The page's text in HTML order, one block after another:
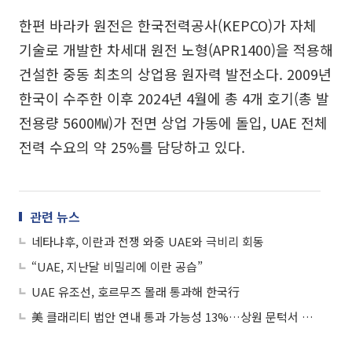
한편 바라카 원전은 한국전력공사(KEPCO)가 자체
기술로 개발한 차세대 원전 노형(APR1400)을 적용해
건설한 중동 최초의 상업용 원자력 발전소다. 2009년
한국이 수주한 이후 2024년 4월에 총 4개 호기(총 발
전용량 5600㎿)가 전면 상업 가동에 돌입, UAE 전체
전력 수요의 약 25%를 담당하고 있다.
관련 뉴스
네타냐후, 이란과 전쟁 와중 UAE와 극비리 회동
“UAE, 지난달 비밀리에 이란 공습”
UAE 유조선, 호르무즈 몰래 통과해 한국行
美 클래리티 법안 연내 통과 가능성 13%…상원 문턱서 제동